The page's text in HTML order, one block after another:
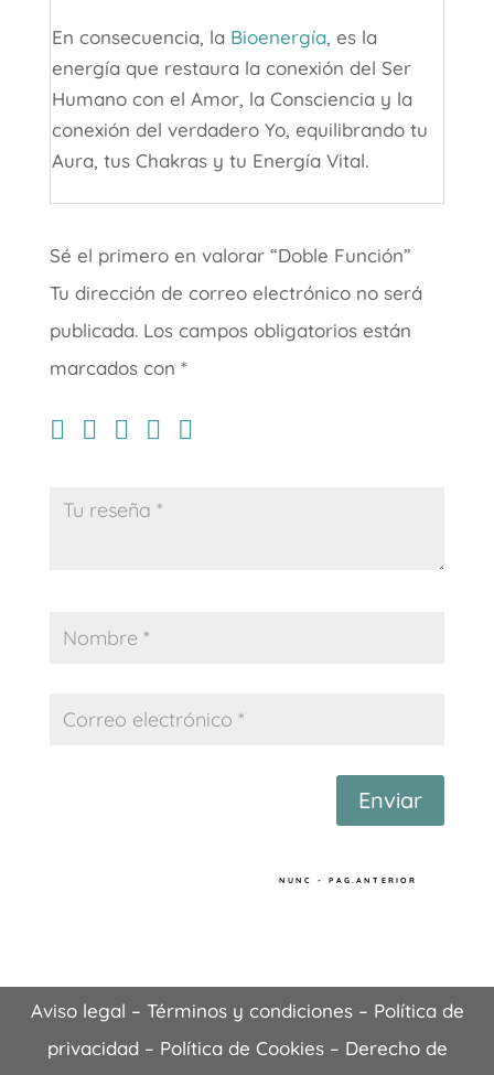
En consecuencia, la Bioenergía, es la
energía que restaura la conexión del Ser
Humano con el Amor, la Consciencia y la
conexión del verdadero Yo, equilibrando tu
Aura, tus Chakras y tu Energía Vital.
Sé el primero en valorar “Doble Función”
Tu dirección de correo electrónico no será
publicada. Los campos obligatorios están
marcados con *
Enviar
NUNC - PAG.ANTERIOR
Aviso legal – Términos y condiciones– Política de
privacidad– Política de Cookies– Derecho de